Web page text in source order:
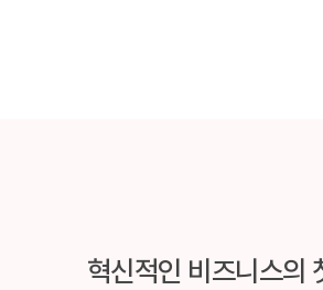
혁신적인 비즈니스의